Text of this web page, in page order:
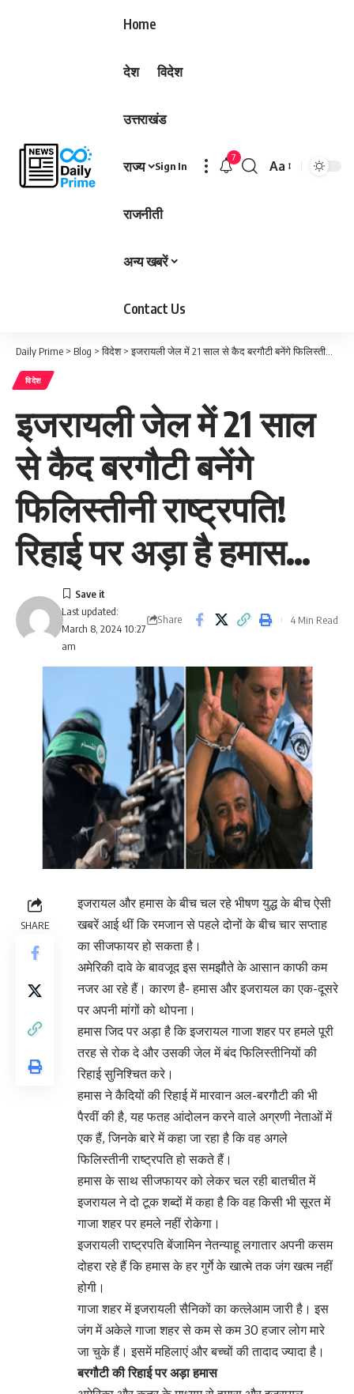
Home
देश विदेश
उत्तराखंड
राज्य
राजनीती
अन्य खबरें
Contact Us
Sign In
7
Font
Aa
Daily Prime > Blog >विदेश>इजरायली जेल में 21 साल से कैद बरगौटी बनेंगे फिलिस्तीनी राष्ट्रपति! रिहाई पर अड़ा है हमास…
विदेश
इजरायली जेल में 21 साल
से कैद बरगौटी बनेंगे
फिलिस्तीनी राष्ट्रपति!
रिहाई पर अड़ा है हमास…
Last updated:
March 8, 2024 10:27
am
Share 4 Min Read
SHARE
इजरायल और हमास के बीच चल रहे भीषण युद्ध के बीच ऐसी
खबरें आई थीं कि रमजान से पहले दोनों के बीच चार सप्ताह
का सीजफायर हो सकता है।
अमेरिकी दावे के बावजूद इस समझौते के आसान काफी कम
नजर आ रहे हैं। कारण है- हमास और इजरायल का एक-दूसरे
पर अपनी मांगों को थोपना।
हमास जिद पर अड़ा है कि इजरायल गाजा शहर पर हमले पूरी
तरह से रोक दे और उसकी जेल में बंद फिलिस्तीनियों की
रिहाई सुनिश्चित करे।
हमास ने कैदियों की रिहाई में मारवान अल-बरगौटी की भी
पैरवीं की है, यह फतह आंदोलन करने वाले अग्रणी नेताओं में
एक हैं, जिनके बारे में कहा जा रहा है कि वह अगले
फिलिस्तीनी राष्ट्रपति हो सकते हैं।
हमास के साथ सीजफायर को लेकर चल रही बातचीत में
इजरायल ने दो टूक शब्दों में कहा है कि वह किसी भी सूरत में
गाजा शहर पर हमले नहीं रोकेगा।
इजरायली राष्ट्रपति बेंजामिन नेतन्याहू लगातार अपनी कसम
दोहरा रहे हैं कि हमास के हर गुर्गे के खात्मे तक जंग खत्म नहीं
होगी।
गाजा शहर में इजरायली सैनिकों का कत्लेआम जारी है। इस
जंग में अकेले गाजा शहर से कम से कम 30 हजार लोग मारे
जा चुके हैं। इसमें महिलाएं और बच्चों की तादाद ज्यादा है।
बरगौटी की रिहाई पर अड़ा हमास